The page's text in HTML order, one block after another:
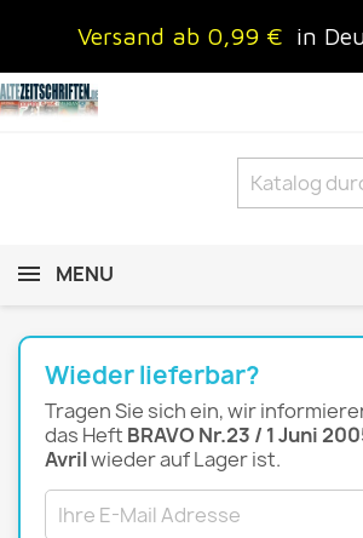
Versand ab 0,99 € in
MENU
Wieder lieferbar?
Tragen Sie sich ein, wir
das Heft BRAVO Nr.23 / 1 Juni
Avrilwieder auf Lager ist.